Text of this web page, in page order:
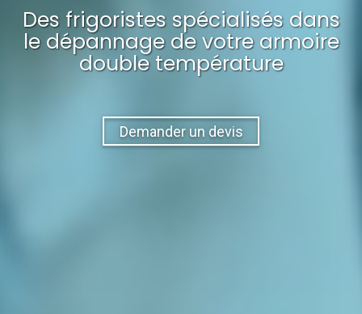
Des frigoristes spécialisés dans
le dépannagede votre armoire
double température
Demander un devis